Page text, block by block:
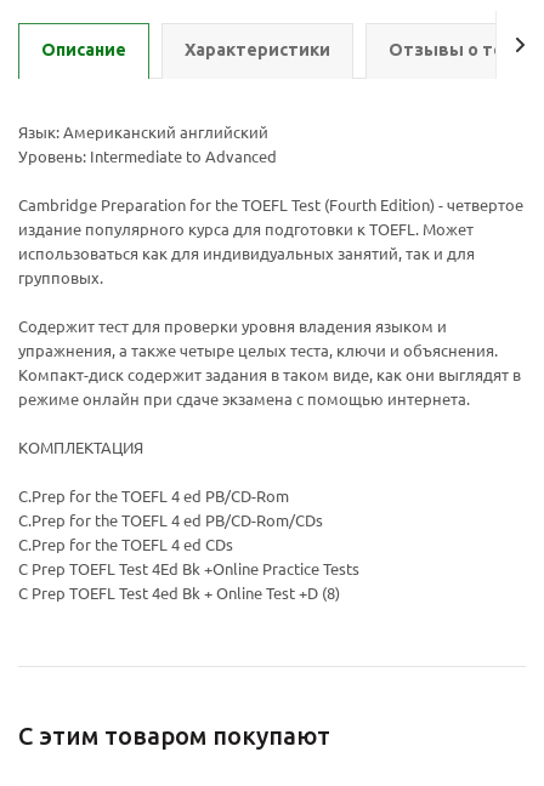
Описание Характеристики Отзывы о
Язык: Американский английский
Уровень: Intermediate to Advanced
Cambridge Preparation for the TOEFL Test (Fourth Edition) - четвертое
издание популярного курса для подготовки к TOEFL. Может
использоваться как для индивидуальных занятий, так и для
групповых.
Содержит тест для проверки уровня владения языком и
упражнения, а также четыре целых теста, ключи и объяснения.
Компакт-диск содержит задания в таком виде, как они выглядят в
режиме онлайн при сдаче экзамена с помощью интернета.
КОМПЛЕКТАЦИЯ
C.Prep for the TOEFL 4 ed PB/CD-Rom
C.Prep for the TOEFL 4 ed PB/CD-Rom/CDs
C.Prep for the TOEFL 4 ed CDs
C Prep TOEFL Test 4Ed Bk +Online Practice Tests
C Prep TOEFL Test 4ed Bk + Online Test +D (8)
С этим товаром покупают
Ваш E-mail:
Ваш E-mail: